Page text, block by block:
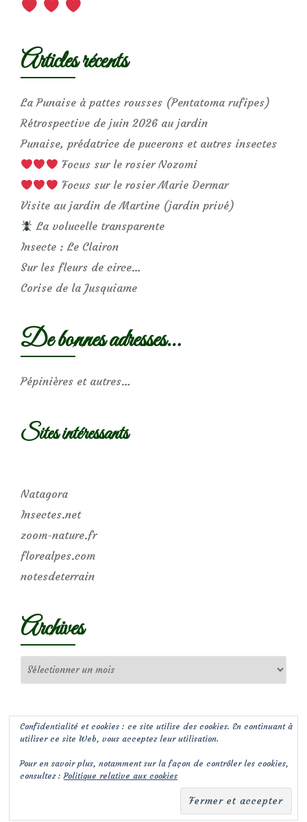
Articles récents
La Punaise à pattes rousses (Pentatoma rufipes)
Rétrospective de juin 2026 au jardin
Punaise, prédatrice de pucerons et autres insectes
Focus sur le rosier Nozomi
Focus sur le rosier Marie Dermar
Visite au jardin de Martine (jardin privé)
La volucelle transparente
Insecte : Le Clairon
Sur les fleurs de circe…
Corise de la Jusquiame
De bonnes adresses…
Pépinières et autres…
Sites intéressants
Natagora
Insectes.net
zoom-nature.fr
florealpes.com
notesdeterrain
Archives
Confidentialité et cookies : ce site utilise des cookies. En continuant à
utiliser ce site Web, vous acceptez leur utilisation.
Pour en savoir plus, notamment sur la façon de contrôler les cookies,
consultez :Politique relative aux cookies